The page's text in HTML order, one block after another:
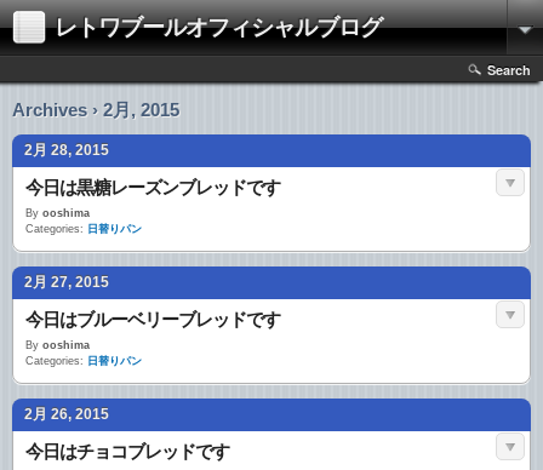
レトワブールオフィシャルブログ
Search
Archives › 2月, 2015
2月 28, 2015
今日は黒糖レーズンブレッドです
By ooshima
Categories: 日替りパン
2月 27, 2015
今日はブルーベリーブレッドです
By ooshima
Categories: 日替りパン
2月 26, 2015
今日はチョコブレッドです